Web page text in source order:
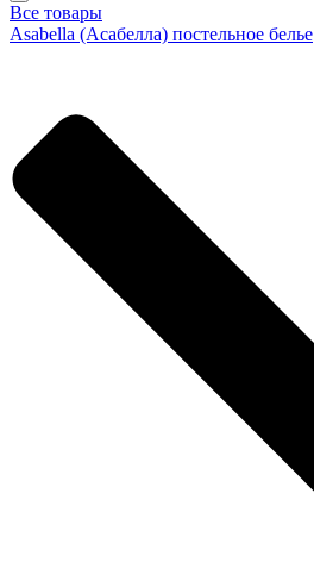
Все товары
Asabella (Асабелла) постельное белье